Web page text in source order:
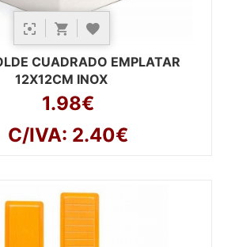
CUADRADO EMPLATAR
12X12CM INOX
1.98€
C/IVA: 2.40€